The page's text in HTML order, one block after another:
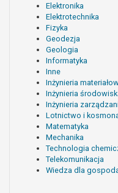
Elektronika
Elektrotechnika
Fizyka
Geodezja
Geologia
Informatyka
Inne
Inżynieria
Inżynieria
Inżynieria
Lotnictwo i
Matematyka
Mechanika
Technologia
Telekomunikacja
Wiedza dla